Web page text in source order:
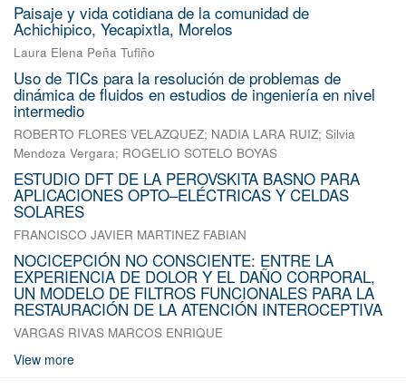
Paisaje y vida cotidiana de la comunidad de
Achichipico, Yecapixtla, Morelos
Laura Elena Peña Tufiño
Uso de TICs para la resolución de problemas de
dinámica de fluidos en estudios de ingeniería en nivel
intermedio
ROBERTO FLORES VELAZQUEZ; NADIA LARA RUIZ; Silvia
Mendoza Vergara; ROGELIO SOTELO BOYAS
ESTUDIO DFT DE LA PEROVSKITA BASNO PARA
APLICACIONES OPTO–ELÉCTRICAS Y CELDAS
SOLARES
FRANCISCO JAVIER MARTINEZ FABIAN
NOCICEPCIÓN NO CONSCIENTE: ENTRE LA
EXPERIENCIA DE DOLOR Y EL DAÑO CORPORAL,
UN MODELO DE FILTROS FUNCIONALES PARA LA
RESTAURACIÓN DE LA ATENCIÓN INTEROCEPTIVA
VARGAS RIVAS MARCOS ENRIQUE
View more